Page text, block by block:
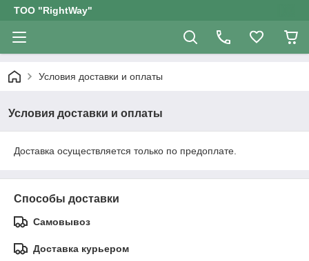
ТОО "RightWay"
Условия доставки и оплаты
Условия доставки и оплаты
Доставка осуществляется только по предоплате.
Способы доставки
Самовывоз
Доставка курьером